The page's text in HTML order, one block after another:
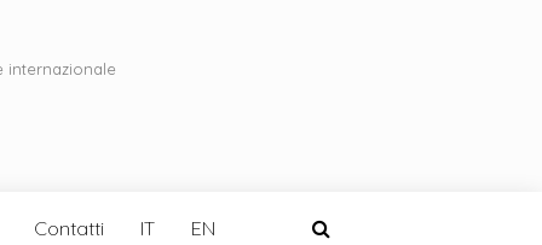
internazionale
Contatti IT EN